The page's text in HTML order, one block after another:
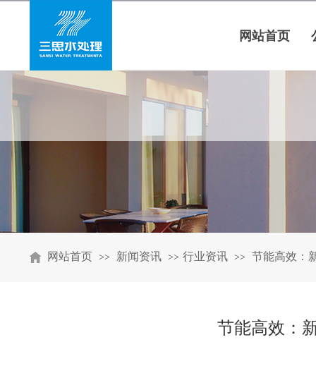
网站首页
网站首页 >> 新闻资讯 >> 行业资讯 >> 节能高效：
节能高效：